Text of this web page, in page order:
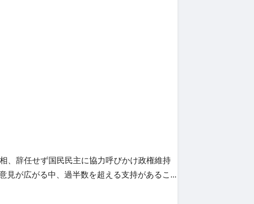
、辞任せず国民民主に協力呼びかけ政権維持
見が広がる中、過半数を超える支持があるこ...